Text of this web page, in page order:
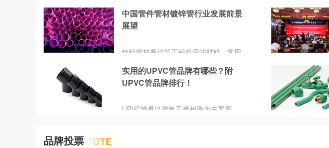
紧密连接;定期进行检查和维护，发现任
何问题及时解决;选择质量可靠的钢塑复
合管产品等。只有这样，才能充分发挥
活提供更好的保障。
术将二者紧密地结合在一起。无论是承
受内部压力还是外部冲击，钢塑复合管
具有良好的耐腐蚀性。与传统的钢管相
护成本更低。同时，钢塑复合管在使用
过程中不会产生二次污染，有利于保护
环境和资源。钢塑复合管因其优异的性
程中不可或缺的材料之一。
中国管件管材镀锌管行业发展前景
展望
镀锌管材是建筑工程必需的材料，常用
管、电线导管、雨水管等。随着科学技
术的发展，家庭装修使用的管材也经历
管、石棉水泥管）→球墨铸铁管、镀锌
实用的UPVC管品牌有哪些？附
UPVC管品牌排行！
UPVC管是以聚氯乙烯树脂为主要原
品牌投票